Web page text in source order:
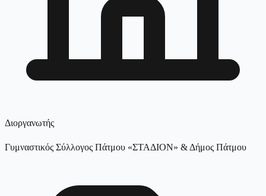
Διοργανωτής
Γυμναστικός Σύλλογος Πάτμου «ΣΤΑΔΙΟΝ» & Δήμος Πάτμου